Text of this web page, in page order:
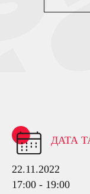
ДАТА
22.11.2022
17:00 - 19:00